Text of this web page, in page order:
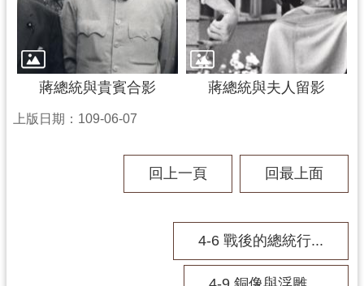
蔣總統與貴賓合影 蔣總統與夫人留影
上版日期：109-06-07
回上一頁 回最上面
4-6 戰後的總統行...